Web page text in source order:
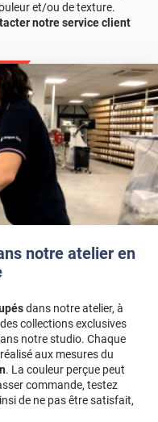
notre atelier en
dans notre atelier, à
collections exclusives
notre studio. Chaque
aux mesures du
. La couleur perçue peut
commande, testez
de ne pas être satisfait,
et/ou de texture.
notre service client